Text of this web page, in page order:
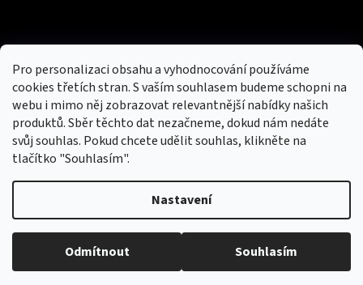
Pro personalizaci obsahu a vyhodnocování používáme
cookies třetích stran. S vaším souhlasem budeme schopni na
webu i mimo něj zobrazovat relevantnější nabídky našich
produktů. Sběr těchto dat nezačneme, dokud nám nedáte
svůj souhlas. Pokud chcete udělit souhlas, klikněte na
tlačítko "Souhlasím".
Nastavení
Odmítnout Souhlasím
Nový obchod s batohy, cestovními zavazadly, tašky a peněženky
Copyright 2026hotovebryle.cz
. Všechna práva